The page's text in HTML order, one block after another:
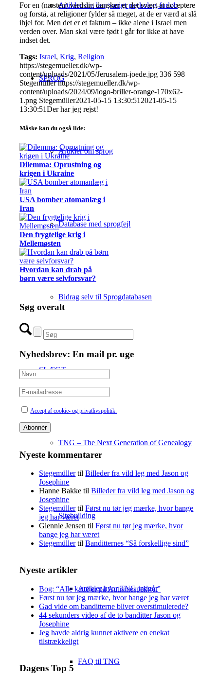
Artikler om langvarigt psykolog-forløb
SPROG
Artikler om sprog
Database med sprogfejl
Bidrag selv til Sprogdatabasen
SLÆGT
TNG – The Next Generation of Genealogy
Sitebuilding
Artikler hvor TNG indgår
FAQ til TNG
For en (næsten) verdslig dansker er det svært at acceptere
og forstå, at religioner fylder så meget, at de er værd at slå
ihjel for. Men det er et faktum – ikke alene i Israel men
verden over. Man skal være født i går for ikke at have
indset det.
Tags: Israel,Krig,Religion
https://stegemueller.dk/wp-
content/uploads/2021/05/Jerusalem-joede.jpg 336 598
Stegemüller https://stegemueller.dk/wp-
content/uploads/2024/09/logo-briller-orange-170x62-
1.png Stegemüller2021-05-15 13:30:51 2021-05-15
13:30:51Der har jeg rejst!
Måske kan du også lide:
Dilemma: Oprustning og
krigen i Ukraine
USA bomber atomanlæg i
Iran
Den frygtelige krig i
Mellemøsten
Hvordan kan drab på
børn være selvforsvar?
Søg overalt
Nyhedsbrev: En mail pr. uge
Accept af cookie- og privatlivspolitik.
Nyeste kommentarer
StegemüllertilBilleder fra vild leg med Jason og
Josephine
Hanne Bakke tilBilleder fra vild leg med Jason og
Josephine
StegemüllertilFørst nu tør jeg mærke, hvor bange
jeg har været
Glennie Jensen tilFørst nu tør jeg mærke, hvor
bange jeg har været
StegemüllertilBanditternes “Så forskellige sind”
Nyeste artikler
Bog: “Alle katte er på Autismespektret”
Først nu tør jeg mærke, hvor bange jeg har været
Gad vide om banditterne bliver overstimulerede?
44 sekunders video af de to banditter Jason og
Josephine
Jeg havde aldrig kunnet aktivere en enekat
tilstrækkeligt
Dagens Top 5